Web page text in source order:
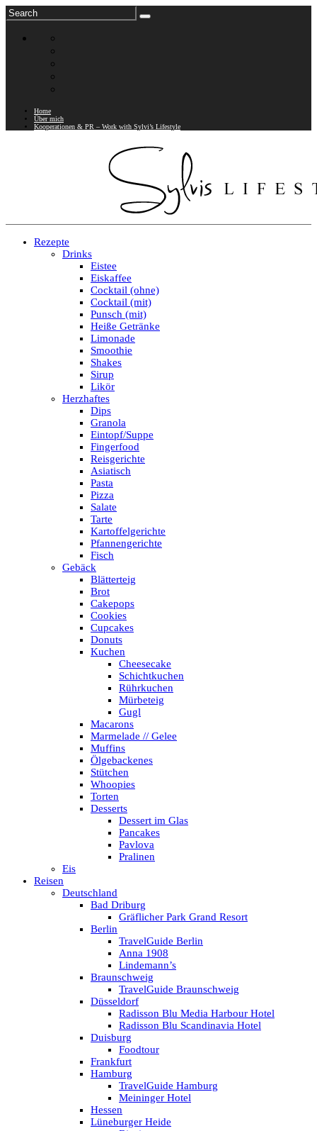
Home
Über mich
Kooperationen & PR – Work with Sylvi’s Lifestyle
Rezepte
Drinks
Eistee
Eiskaffee
Cocktail (ohne)
Cocktail (mit)
Punsch (mit)
Heiße Getränke
Limonade
Smoothie
Shakes
Sirup
Likör
Herzhaftes
Dips
Granola
Eintopf/Suppe
Fingerfood
Reisgerichte
Asiatisch
Pasta
Pizza
Salate
Tarte
Kartoffelgerichte
Pfannengerichte
Fisch
Gebäck
Blätterteig
Brot
Cakepops
Cookies
Cupcakes
Donuts
Kuchen
Cheesecake
Schichtkuchen
Rührkuchen
Mürbeteig
Gugl
Macarons
Marmelade // Gelee
Muffins
Ölgebackenes
Stütchen
Whoopies
Torten
Desserts
Dessert im Glas
Pancakes
Pavlova
Pralinen
Eis
Reisen
Deutschland
Bad Driburg
Gräflicher Park Grand Resort
Berlin
TravelGuide Berlin
Anna 1908
Lindemann’s
Braunschweig
TravelGuide Braunschweig
Düsseldorf
Radisson Blu Media Harbour Hotel
Radisson Blu Scandinavia Hotel
Duisburg
Foodtour
Frankfurt
Hamburg
TravelGuide Hamburg
Meininger Hotel
Hessen
Lüneburger Heide